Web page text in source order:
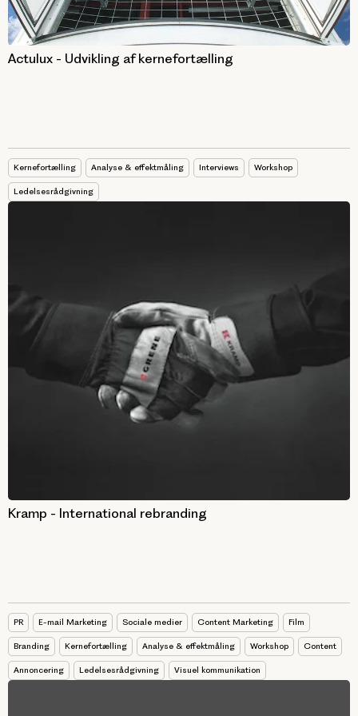
Actulux - Udvikling af kernefortælling
Kernefortælling Analyse & effektmåling Interviews Workshop
Ledelsesrådgivning
Kramp - International rebranding
PR E-mail Marketing Sociale medier Content Marketing Film
Branding Kernefortælling Analyse & effektmåling Workshop Content
Annoncering Ledelsesrådgivning Visuel kommunikation